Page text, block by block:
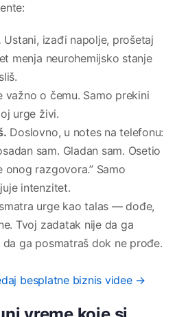
Ustani, izađi napolje, prošetaj
menja neurohemijsko stanje
važno o čemu. Samo prekini
urge živi.
Doslovno, u notes na telefonu:
sam. Gladan sam. Osetio
onog razgovora.” Samo
intenzitet.
urge kao talas — dođe,
Tvoj zadatak nije da ga
da ga posmatraš dok ne prođe.
besplatne biznis videe →